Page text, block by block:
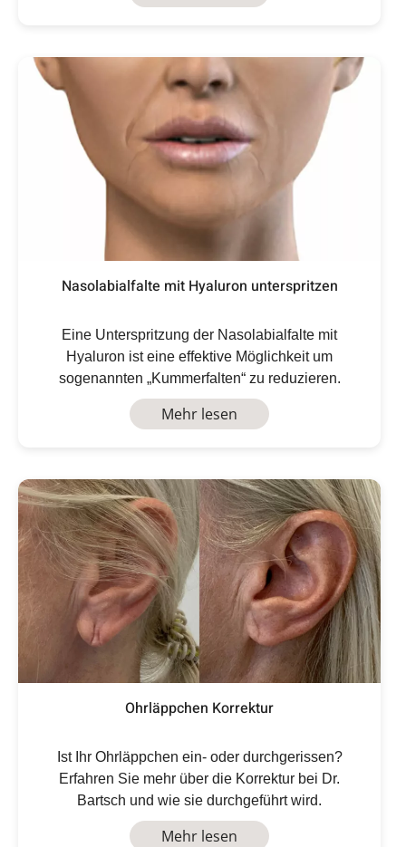
Nasolabialfalte mit Hyaluron unterspritzen
Eine Unterspritzung der Nasolabialfalte mit
Hyaluron ist eine effektive Möglichkeit um
sogenannten „Kummerfalten“ zu reduzieren.
Mehr lesen
Ohrläppchen Korrektur
Ist Ihr Ohrläppchen ein- oder durchgerissen?
Erfahren Sie mehr über die Korrektur bei Dr.
Bartsch und wie sie durchgeführt wird.
Mehr lesen